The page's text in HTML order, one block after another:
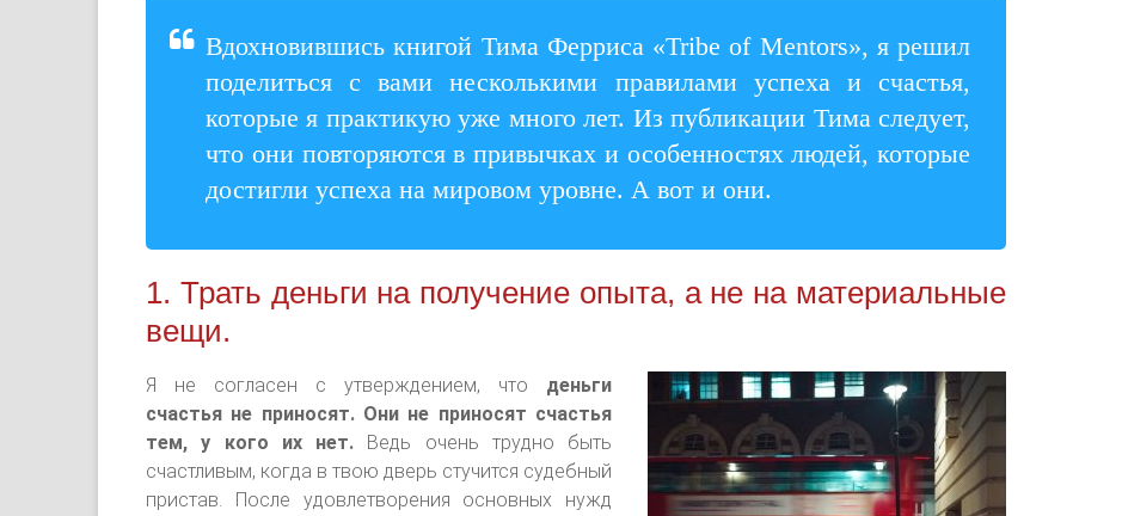
Вдохновившись книгой Тима Ферриса «Tribe of Mentors», я решил
поделиться с вами несколькими правилами успеха и счастья,
которые я практикую уже много лет. Из публикации Тима следует,
что они повторяются в привычках и особенностях людей, которые
достигли успеха на мировом уровне. А вот и они.
1. Трать деньги на получение опыта, а не на материальные
вещи.
Я не согласен с утверждением, что деньги
счастья не приносят. Они не приносят счастья
тем, у кого их нет. Ведь очень трудно быть
счастливым, когда в твою дверь стучится судебный
пристав. После удовлетворения основных нужд